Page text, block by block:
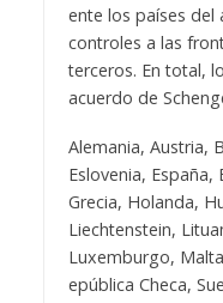
ente los países del
controles a las
terceros. En total,
acuerdo de
Alemania, Austria,
Eslovenia, España,
Grecia, Holanda,
Liechtenstein,
Luxemburgo,
epública Checa,